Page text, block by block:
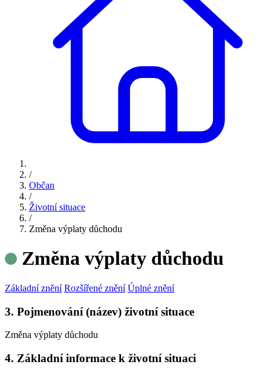
/
Občan
/
Životní situace
/
Změna výplaty důchodu
Změna výplaty důchodu
Základní znění Rozšířené znění Úplné znění
3. Pojmenování (název) životní situace
Změna výplaty důchodu
4. Základní informace k životní situaci